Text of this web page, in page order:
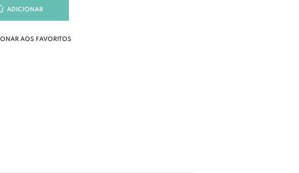
ADICIONAR
AOS FAVORITOS